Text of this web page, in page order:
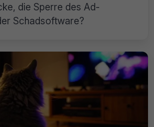
die Sperre des Ad-
Schadsoftware?